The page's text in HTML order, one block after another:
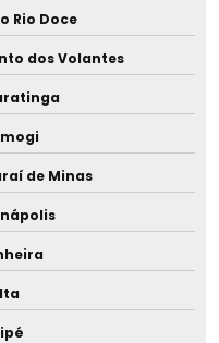
de leite
Rio Doce
dos Volantes
de Minas